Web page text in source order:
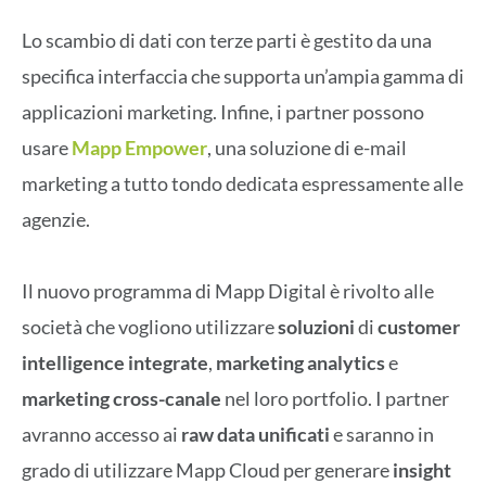
Lo scambio di dati con terze parti è gestito da una
specifica interfaccia che supporta un’ampia gamma di
applicazioni marketing. Infine, i partner possono
usareMapp Empower, una soluzione di e-mail
marketing a tutto tondo dedicata espressamente alle
agenzie.
Il nuovo programma di Mapp Digital è rivolto alle
società che vogliono utilizzaresoluzionidicustomer
intelligence integrate, marketinganalyticse
marketingcross-canale nel loro portfolio. I partner
avranno accesso ai raw data unificatie saranno in
grado di utilizzare Mapp Cloud per generareinsight